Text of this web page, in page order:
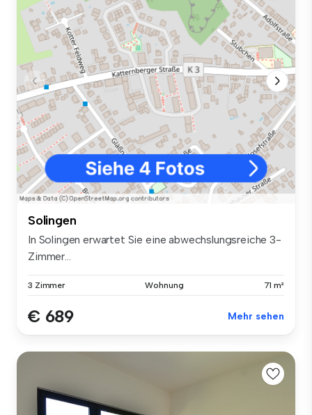
Solingen
In Solingen erwartet Sie eine abwechslungsreiche 3-
Zimmer...
3 Zimmer Wohnung 71 m²
€ 689 Mehr sehen